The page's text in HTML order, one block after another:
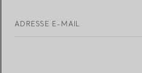
ADRESSE E-MAIL